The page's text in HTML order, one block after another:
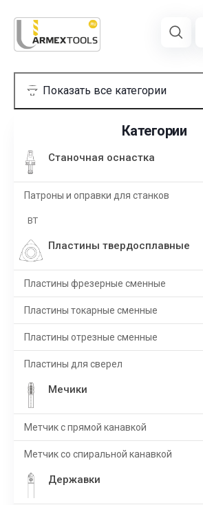
Категории
Станочная оснастка
Патроны и оправки для станков
BT
Пластины твердосплавные
Пластины фрезерные сменные
Пластины токарные сменные
Пластины отрезные сменные
Пластины для сверел
Мечики
Метчик с прямой канавкой
Метчик со спиральной канавкой
Державки